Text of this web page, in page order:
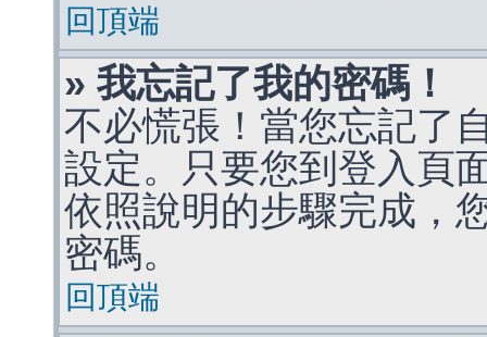
回頂端
» 我忘記了我的密碼！
不必慌張！當您忘記了
設定。只要您到登入頁
依照說明的步驟完成，
密碼。
回頂端